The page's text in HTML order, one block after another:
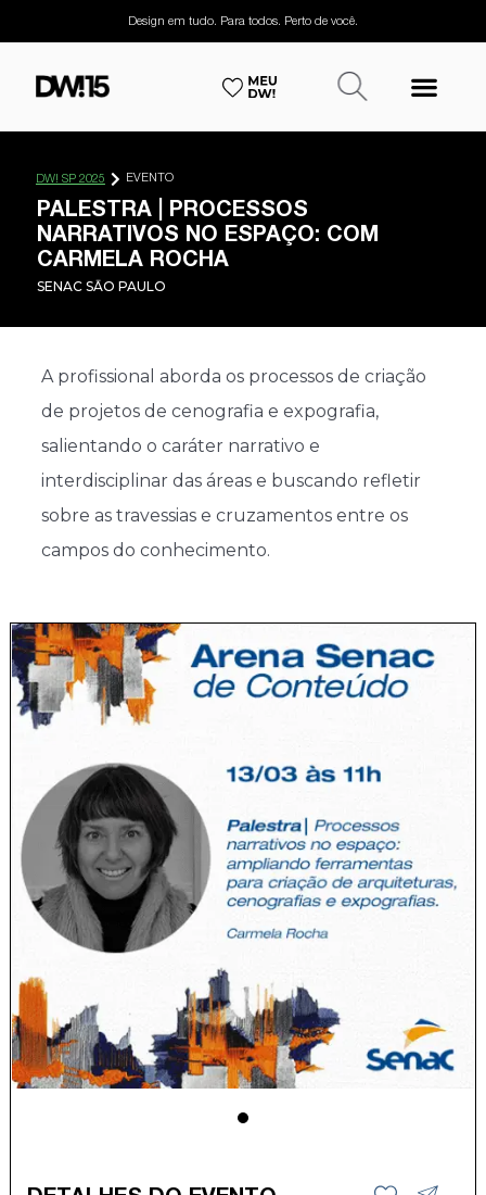
Design em tudo. Para todos. Perto de você.
DW! SP 2025 EVENTO
PALESTRA | PROCESSOS
NARRATIVOS NO ESPAÇO: COM
CARMELA ROCHA
SENAC SĀO PAULO
​A profissional aborda os processos de criação
de projetos de cenografia e expografia,
salientando o caráter narrativo e
interdisciplinar das áreas e buscando refletir
sobre as travessias e cruzamentos entre os
campos do conhecimento.